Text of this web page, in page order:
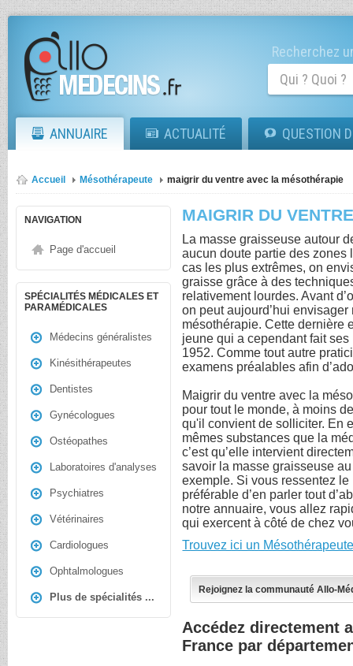
Recherchez
ANNUAIRE ACTUALITÉ QUESTION
Accueil Mésothérapeute maigrir du ventre avec la mésothérapie
NAVIGATION
Page d'accueil
SPÉCIALITÉS MÉDICALES ET
PARAMÉDICALES
Médecins généralistes
Kinésithérapeutes
Dentistes
Gynécologues
Ostéopathes
Laboratoires d'analyses
Psychiatres
Vétérinaires
Cardiologues
Ophtalmologues
Plus de spécialités ...
MAIGRIR DU
La masse graisseuse autour
aucun doute partie des
cas les plus extrêmes, on
graisse grâce à des
relativement lourdes. Avant
on peut aujourd’hui
mésothérapie. Cette dernière
jeune qui a cependant fait
1952. Comme tout autre
examens préalables afin
Maigrir du ventre avec la
pour tout le monde, à moins
qu'il convient de solliciter. En
mêmes substances que la
c’est qu’elle intervient
savoir la masse graisseuse
exemple. Si vous ressentez
préférable d’en parler tout
notre annuaire, vous allez
qui exercent à côté de chez
Trouvez ici un
Rejoignez la communauté Allo-
Accédez directement
France par